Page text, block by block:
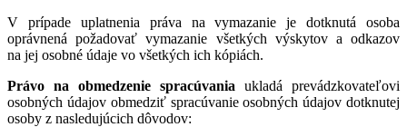
V prípade uplatnenia práva na vymazanie je dotknutá osoba
oprávnená požadovať vymazanie všetkých výskytov a odkazov
na jej osobné údaje vo všetkých ich kópiách.
Právo na obmedzenie spracúvania ukladá prevádzkovateľovi
osobných údajov obmedziť spracúvanie osobných údajov dotknutej
osoby z nasledujúcich dôvodov: